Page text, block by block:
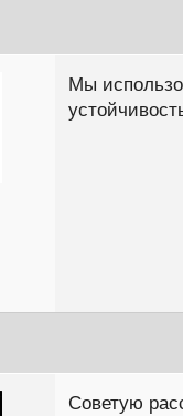
Мы
Советую